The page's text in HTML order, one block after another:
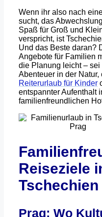
Wenn ihr also nach
sucht, das
Spaß für Groß und
verspricht, ist
Und das Beste daran?
Angebote für Familien
die Planung leicht – sei
Abenteuer in der Natur,
Reiterurlaub für Kinder
entspannter Aufenthalt
familienfreundlichen
Reiseziele
Tschechien
Prag: Wo